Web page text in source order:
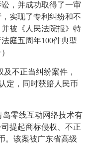
，并成功取得了一审
实现了专利纠纷和不
被《人民法院报》特
庭五周年100件典型
不正当纠纷案件，
定，同时获赔人民币
零线互动网络技术有
提起商标侵权、不正
。该案被广东省高级